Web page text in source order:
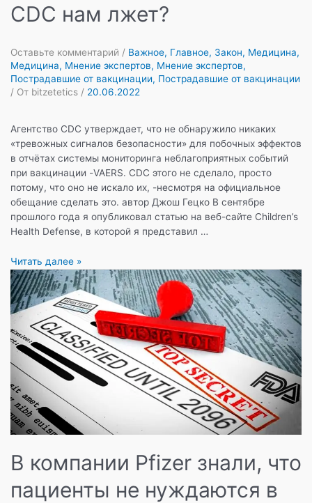
CDC нам лжет?
Оставьте комментарий / Важное, Главное, Закон, Медицина,
Медицина, Мнение экспертов, Мнение экспертов,
Пострадавшие от вакцинации, Пострадавшие от вакцинации
/ От bitzetetics / 20.06.2022
Агентство CDC утверждает, что не обнаружило никаких
«тревожных сигналов безопасности» для побочных эффектов
в отчётах системы мониторинга неблагоприятных событий
при вакцинации -VAERS. CDC этого не сделало, просто
потому, что оно не искало их, -несмотря на официальное
обещание сделать это. автор Джош Гецко В сентябре
прошлого года я опубликовал статью на веб-сайте Children’s
Health Defense, в которой я представил …
CDC
нам
лжет?
Читать далее »
В компании Pfizer знали, что
пациенты не нуждаются в